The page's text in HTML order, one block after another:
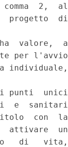
2,  al
progetto  di
valore,  a
per l'avvio
individuale,
punti  unici
e  sanitari
con  la
attivare  un
di   vita,